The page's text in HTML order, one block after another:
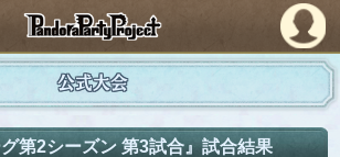
PandoraPartyProject
公式大会
グ第2シーズン 第3試合』試合結果